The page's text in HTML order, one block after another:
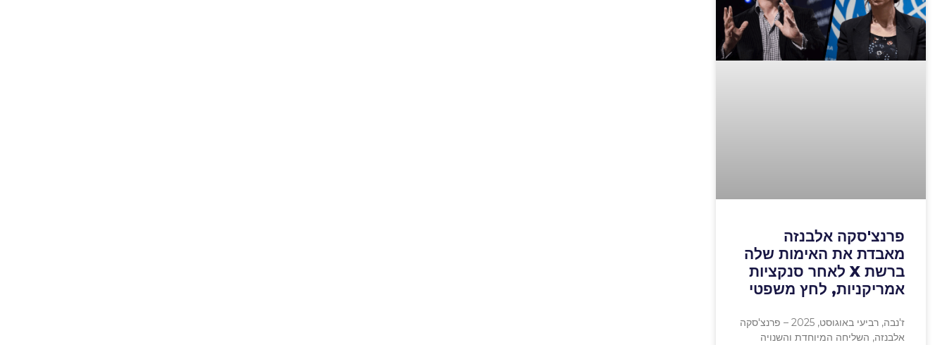
פרנצ'סקה אלבנזה
מאבדת את האימות שלה
ברשת X לאחר סנקציות
אמריקניות, לחץ משפטי
ז'נבה, רביעי באוגוסט, 2025 – פרנצ'סקה
אלבנזה, השליחה המיוחדת והשנויה